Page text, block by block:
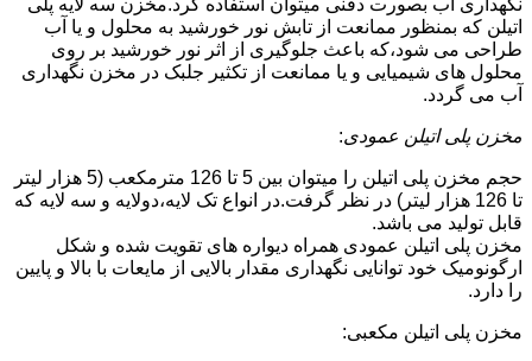
اتیلن که بمنظور ممانعت از تابش نور خورشید به محلول و یا آب
طراحی می شود،که باعث جلوگیری از اثر نور خورشید بر روی
محلول های شیمیایی و یا ممانعت از تکثیر جلبک در مخزن نگهداری
آب می گردد.
مخزن پلی اتیلن عمودی:
حجم مخزن پلی اتیلن را میتوان بین 5 تا 126 مترمکعب (5 هزار لیتر
تا 126 هزار لیتر) در نظر گرفت.در انواع تک لایه،دولایه و سه لایه که
قابل تولید می باشد.
مخزن پلی اتیلن عمودی همراه دیواره های تقویت شده و شکل
ارگونومیک خود توانایی نگهداری مقدار بالایی از مایعات با بالا و پایین
را دارد.
مخزن پلی اتیلن مکعبی: